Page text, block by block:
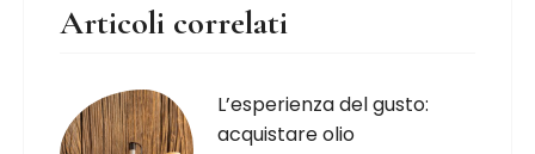
Articoli correlati
L’esperienza del gusto:
acquistare olio